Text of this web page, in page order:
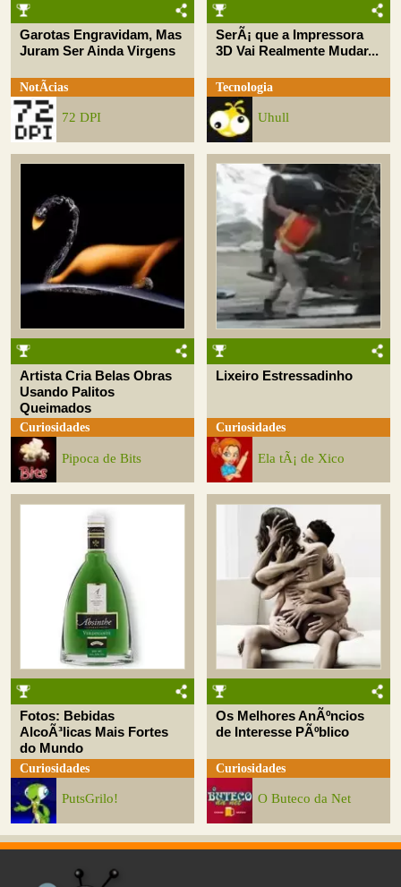
Garotas Engravidam, Mas
Juram Ser Ainda Virgens
NotÃ­cias
72 DPI
SerÃ¡ que a Impressora
3D Vai Realmente Mudar...
Tecnologia
Uhull
Artista Cria Belas Obras
Usando Palitos
Queimados
Curiosidades
Pipoca de Bits
Lixeiro Estressadinho
Curiosidades
Ela tÃ¡ de Xico
Fotos: Bebidas
AlcoÃ³licas Mais Fortes
do Mundo
Curiosidades
PutsGrilo!
Os Melhores AnÃºncios
de Interesse PÃºblico
Curiosidades
O Buteco da Net